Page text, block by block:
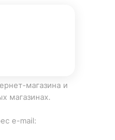
магазина и
магазинах.
e-mail: